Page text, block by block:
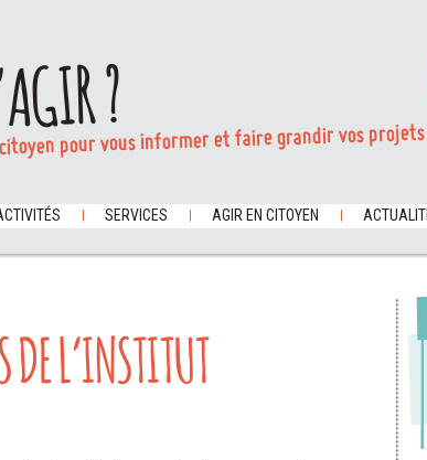
?
pour vous informer et faire grandir vos projets
SERVICES AGIR EN CITOYEN
DE L’INSTITUT